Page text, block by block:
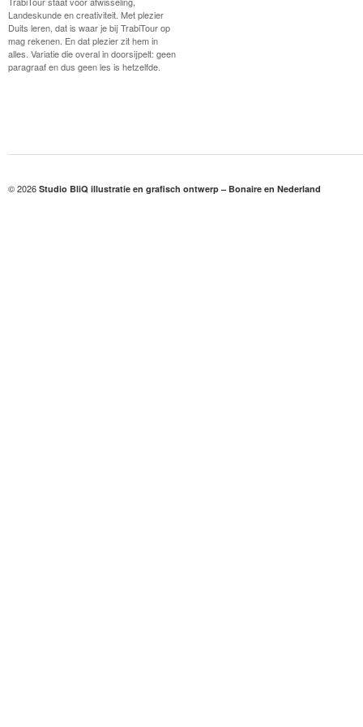
Landeskunde en creativiteit. Met plezier
Duits leren, dat is waar je bij TrabiTour op
mag rekenen. En dat plezier zit hem in
alles. Variatie die overal in doorsijpelt: geen
paragraaf en dus geen les is hetzelfde.
© 2026 Studio BliQ illustratie en grafisch ontwerp – Bonaire en Nederland